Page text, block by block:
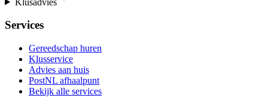
Services
Gereedschap huren
Klusservice
Advies aan huis
PostNL afhaalpunt
Bekijk alle services